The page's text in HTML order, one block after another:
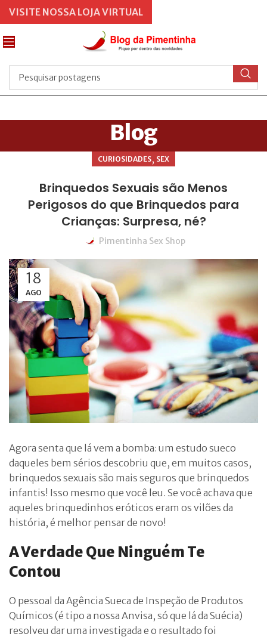
Blog
CURIOSIDADES, SEX
Brinquedos Sexuais são Menos
Perigosos do que Brinquedos para
Crianças: Surpresa, né?
Pimentinha Sex Shop
18
AGO
Agora senta que lá vem a bomba: um estudo sueco
daqueles bem sérios descobriu que, em muitos casos,
brinquedos sexuais são mais seguros que brinquedos
infantis! Isso mesmo que você leu. Se você achava que
aqueles brinquedinhos eróticos eram os vilões da
história, é melhor pensar de novo!
A Verdade Que Ninguém Te
Contou
O pessoal da Agência Sueca de Inspeção de Produtos
Químicos (é tipo a nossa Anvisa, só que lá da Suécia)
resolveu dar uma investigada e o resultado foi
VISITE NOSSA LOJA VIRTUAL